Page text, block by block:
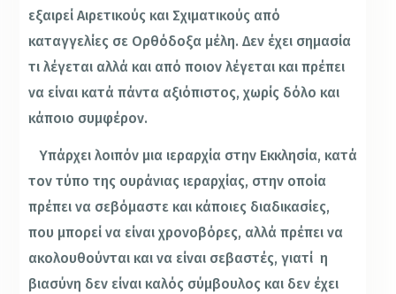
εξαιρεί Αιρετικούς και Σχιματικούς από
καταγγελίες σε Ορθόδοξα μέλη. Δεν έχει σημασία
τι λέγεται αλλά και από ποιον λέγεται και πρέπει
να είναι κατά πάντα αξιόπιστος, χωρίς δόλο και
κάποιο συμφέρον.
Υπάρχει λοιπόν μια ιεραρχία στην Εκκλησία, κατά
τον τύπο της ουράνιας ιεραρχίας, στην οποία
πρέπει να σεβόμαστε και κάποιες διαδικασίες,
που μπορεί να είναι χρονοβόρες, αλλά πρέπει να
ακολουθούνται και να είναι σεβαστές, γιατί η
βιασύνη δεν είναι καλός σύμβουλος και δεν έχει